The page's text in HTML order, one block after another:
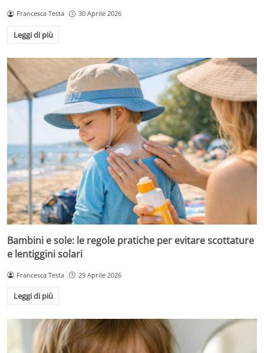
Francesca Testa 30 Aprile 2026
Leggi di più
Bambini e sole: le regole pratiche per evitare scottature
e lentiggini solari
Francesca Testa 29 Aprile 2026
Leggi di più